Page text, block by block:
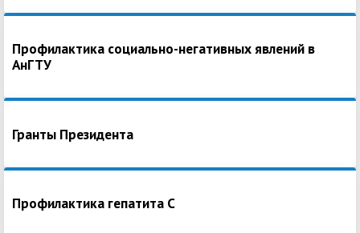
Профилактика социально-негативных явлений в
АнГТУ
Гранты Президента
Профилактика гепатита С